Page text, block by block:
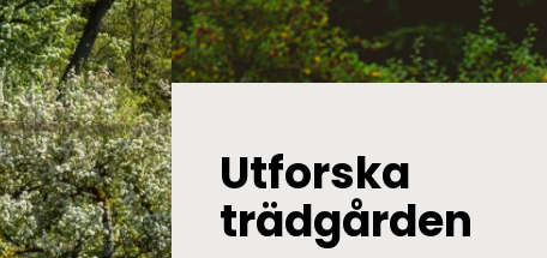
Utforska
trädgården